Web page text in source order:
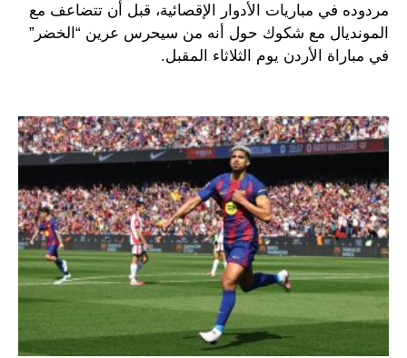
مردوده في مباريات الأدوار الإقصائية، قبل أن تتضاعف مع
المونديال مع شكوك حول أنه من سيحرس عرين “الخضر”
في مباراة الأردن يوم الثلاثاء المقبل.